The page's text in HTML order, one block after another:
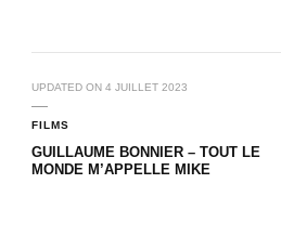
UPDATED ON 4 JUILLET 2023
FILMS
GUILLAUME BONNIER – TOUT LE
MONDE M’APPELLE MIKE